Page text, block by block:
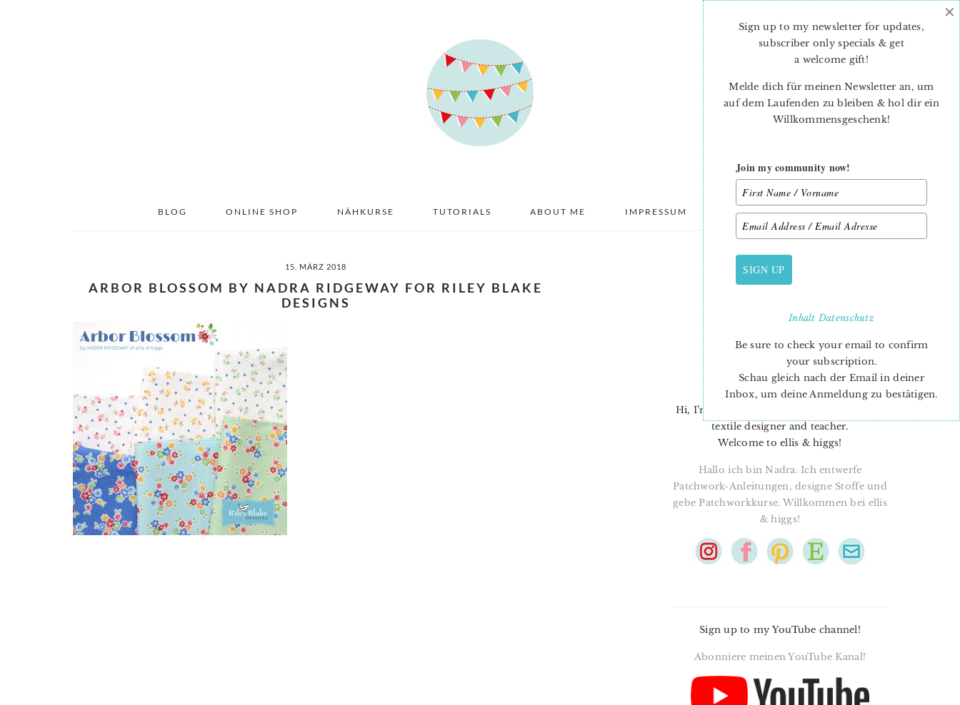
BLOG ONLINE SHOP NÄHKURSE TUTORIALS ABOUT ME IMPRESSUM DATENSCHUTZ
15. MÄRZ 2018
ARBOR BLOSSOM BY NADRA RIDGEWAY FOR RILEY BLAKE
DESIGNS
PRIMARY
SIDEBAR
Hi, I’m Nadra. I’m a quilt pattern designer,
textile designer and teacher.
Welcome to ellis & higgs!
Hallo ich bin Nadra. Ich entwerfe
Patchwork-Anleitungen, designe Stoffe und
gebe Patchworkkurse. Willkommen bei ellis
& higgs!
Sign up to my YouTube channel!
Abonniere meinen YouTube Kanal!
Sign up to my newsletter for updates,
subscriber only specials & get
a welcome gift!
Melde dich für meinen Newsletter an, um
auf dem Laufenden zu bleiben & hol dir ein
Willkommensgeschenk!
Join my community now!
SIGN UP
InhaltDatenschutz
Be sure to check your email to confirm
your subscription.
Schau gleich nach der Email in deiner
Inbox, um deine Anmeldung zu bestätigen.
×